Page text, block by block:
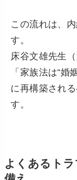
この流れは、
す。
床谷文雄先生
「家族法は“婚
に再構築され
す。
よくあるト